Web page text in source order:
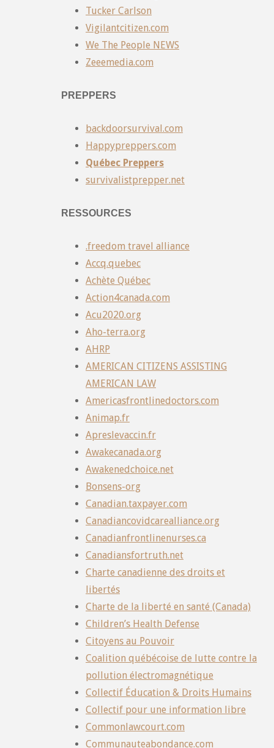
Tucker Carlson
Vigilantcitizen.com
We The People NEWS
Zeeemedia.com
PREPPERS
backdoorsurvival.com
Happypreppers.com
Québec Preppers
survivalistprepper.net
RESSOURCES
.freedom travel alliance
Accq.quebec
Achète Québec
Action4canada.com
Acu2020.org
Aho-terra.org
AHRP
AMERICAN CITIZENS ASSISTING
AMERICAN LAW
Americasfrontlinedoctors.com
Animap.fr
Apreslevaccin.fr
Awakecanada.org
Awakenedchoice.net
Bonsens-org
Canadian.taxpayer.com
Canadiancovidcarealliance.org
Canadianfrontlinenurses.ca
Canadiansfortruth.net
Charte canadienne des droits et
libertés
Charte de la liberté en santé (Canada)
Children’s Health Defense
Citoyens au Pouvoir
Coalition québécoise de lutte contre la
pollution électromagnétique
Collectif Éducation & Droits Humains
Collectif pour une information libre
Commonlawcourt.com
Communauteabondance.com